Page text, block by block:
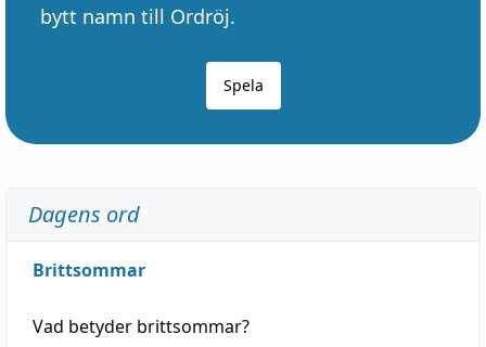
bytt namn till Ordröj.
Spela
Dagens ord
Brittsommar
Vad betyder brittsommar?